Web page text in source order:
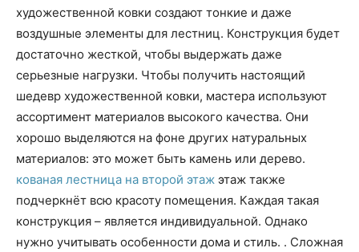
художественной ковки создают тонкие и даже
воздушные элементы для лестниц. Конструкция будет
достаточно жесткой, чтобы выдержать даже
серьезные нагрузки. Чтобы получить настоящий
шедевр художественной ковки, мастера используют
ассортимент материалов высокого качества. Они
хорошо выделяются на фоне других натуральных
материалов: это может быть камень или дерево.
кованая лестница на второй этаж этаж также
подчеркнёт всю красоту помещения. Каждая такая
конструкция – является индивидуальной. Однако
нужно учитывать особенности дома и стиль. . Сложная